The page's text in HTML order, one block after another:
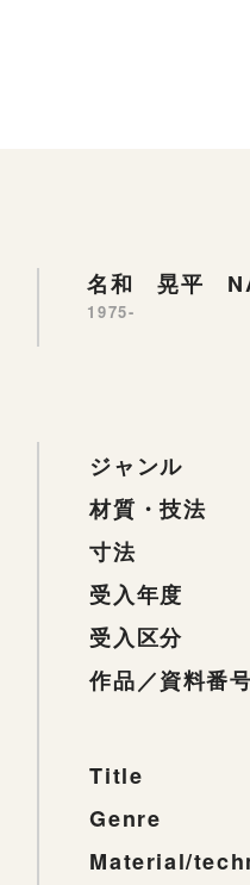
名和 晃平
1975-
ジャンル
材質・技法
寸法
受入年度
受入区分
作品／資料番号
Title
Genre
Material/